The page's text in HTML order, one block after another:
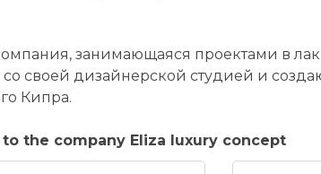
занимающаяся проектами в
своей дизайнерской студией и
Кипра.
the company Eliza luxury concept